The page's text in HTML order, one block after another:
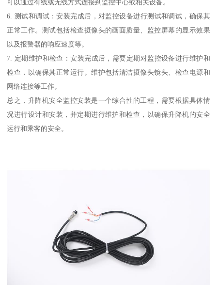
可以通过有线或无线方式连接到监控中心或相关设备。
6. 测试和调试：安装完成后，对监控设备进行测试和调试，确保其
正常工作。测试包括检查摄像头的画面质量、监控屏幕的显示效果
以及报警器的响应速度等。
7. 定期维护和检查：安装完成后，需要定期对监控设备进行维护和
检查，以确保其正常运行。维护包括清洁摄像头镜头、检查电源和
网络连接等工作。
总之，升降机安全监控安装是一个综合性的工程，需要根据具体情
况进行设计和安装，并定期进行维护和检查，以确保升降机的安全
运行和乘客的安全。